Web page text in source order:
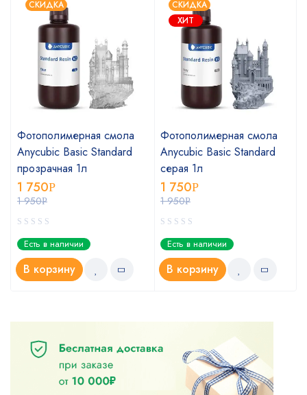
СКИДКА
Фотополимерная смола
Anycubic Basic Standard
прозрачная 1л
1 950Р
1 750Р
Есть в наличии
В корзину
СКИДКА
ХИТ
Фотополимерная смола
Anycubic Basic Standard
серая 1л
1 950Р
1 750Р
Есть в наличии
В корзину